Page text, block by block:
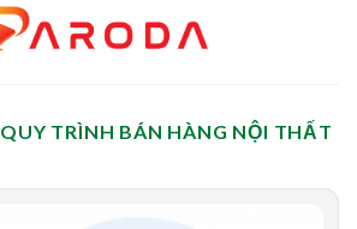
QUY TRÌNH BÁN HÀNG NỘI THẤT